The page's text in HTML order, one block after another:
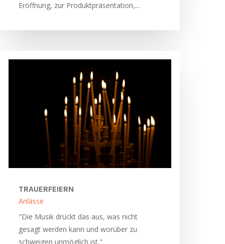
Eröffnung, zur Produktpräsentation,...
TRAUERFEIERN
Anlässe
"Die Musik drückt das aus, was nicht
gesagt werden kann und worüber zu
schweigen unmöglich ist."